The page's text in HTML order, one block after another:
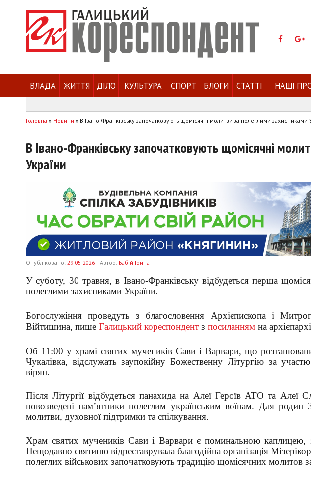
ВЛАДА ЖИТТЯ ДІЛО КУЛЬТУРА СПОРТ БЛОГИ СТАТТІ НАШІ
Головна » Новини » В Івано-Франківську започатковують щомісячні молитви за полеглими захисниками
В Івано-Франківську започатковують щомісячні
України
Опубліковано: 29-05-2026 Автор: Бабій Ірина
У суботу, 30 травня, в Івано-Франківську відбудеться перша
полеглими захисниками України.
Богослужіння проведуть з благословення Архієпископа і
Війтишина, пише Галицький кореспондент з посиланням на
Об 11:00 у храмі святих мучеників Сави і Варвари, що
Чукалівка, відслужать заупокійну Божественну Літургію за
вірян.
Після Літургії відбудеться панахида на Алеї Героїв АТО та Алеї
новозведені пам’ятники полеглим українським воїнам. Для родин
молитви, духовної підтримки та спілкування.
Храм святих мучеників Сави і Варвари є поминальною каплицею,
Нещодавно святиню відреставрувала благодійна організація
полеглих військових започатковують традицію щомісячних молитов